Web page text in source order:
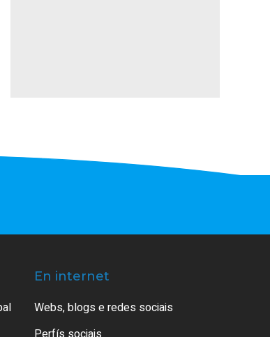
En internet
Webs, blogs e redes sociais